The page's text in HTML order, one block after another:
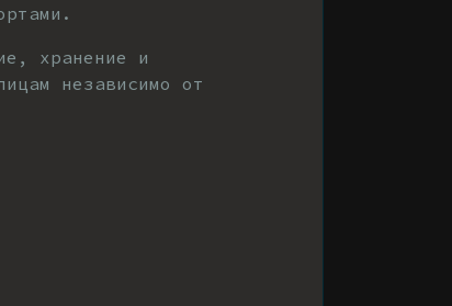
хранение и
независимо от